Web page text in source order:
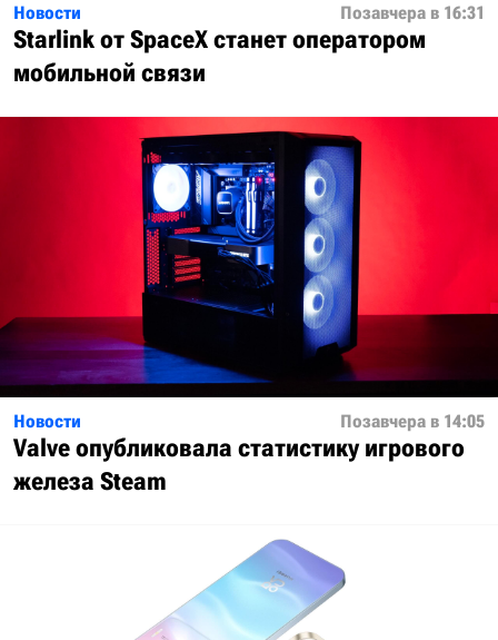
Новости Позавчера в 16:31
Starlink от SpaceX станет оператором
мобильной связи
Новости Позавчера в 14:05
Valve опубликовала статистику игрового
железа Steam